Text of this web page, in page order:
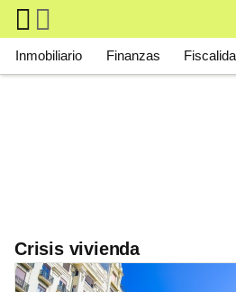
Skip to main content
Main navigation
Inmobiliario Finanzas
Crisis vivienda